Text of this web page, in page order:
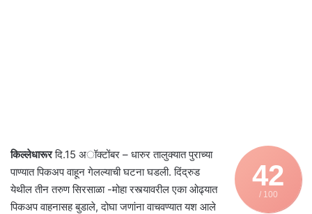
42
/ 100
किल्लेधारूरदि.15 अॉक्टोंबर – धारुर तालुक्यात पुराच्या
पाण्यात पिकअप वाहून गेलल्याची घटना घडली. दिंद्रुड
येथील तीन तरुण सिरसाळा -मोहा रस्त्यावरील एका ओढ्यात
पिकअप वाहनासह बुडाले, दोघा जणांना वाचवण्यात यश आले